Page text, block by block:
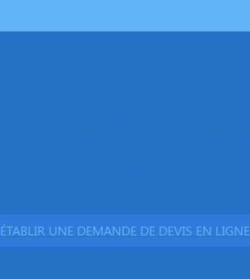
ÉTABLIR UNE DEMANDE DE DEVIS EN LIGNE